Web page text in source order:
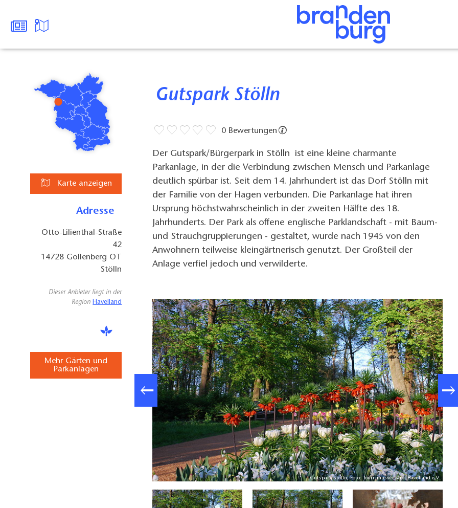
Karte anzeigen
Adresse
Otto-Lilienthal-Straße
42
14728 Gollenberg OT
Stölln
Dieser Anbieter liegt in der
Region Havelland
Mehr Gärten und
Parkanlagen
Gutspark Stölln
0 Bewertungen
Der Gutspark/Bürgerpark in Stölln ist eine kleine charmante
Parkanlage, in der die Verbindung zwischen Mensch und Parkanlage
deutlich spürbar ist. Seit dem 14. Jahrhundert ist das Dorf Stölln mit
der Familie von der Hagen verbunden. Die Parkanlage hat ihren
Ursprung höchstwahrscheinlich in der zweiten Hälfte des 18.
Jahrhunderts. Der Park als offene englische Parklandschaft - mit Baum-
und Strauchgruppierungen - gestaltet, wurde nach 1945 von den
Anwohnern teilweise kleingärtnerisch genutzt. Der Großteil der
Anlage verfiel jedoch und verwilderte.
Gutspark Stölln, Foto: Tourismusverband Havelland e.V.